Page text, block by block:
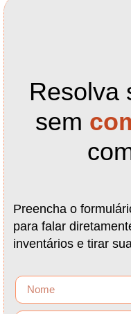
Resolva
sem
Preencha o
para falar
inventários e tirar